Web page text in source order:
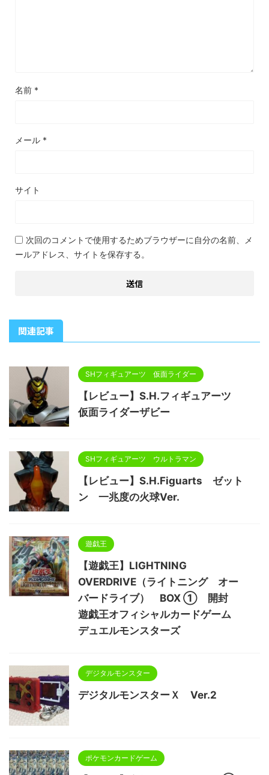
名前 *
メール *
サイト
次回のコメントで使用するためブラウザーに自分の名前、メ
ールアドレス、サイトを保存する。
関連記事
SHフィギュアーツ 仮面ライダー
【レビュー】S.H.フィギュアーツ
仮面ライダーザビー
SHフィギュアーツ ウルトラマン
【レビュー】S.H.Figuarts ゼット
ン 一兆度の火球Ver.
遊戯王
【遊戯王】LIGHTNING
OVERDRIVE（ライトニング オー
バードライブ） BOX ① 開封
遊戯王オフィシャルカードゲーム
デュエルモンスターズ
デジタルモンスター
デジタルモンスターＸ Ver.2
ポケモンカードゲーム